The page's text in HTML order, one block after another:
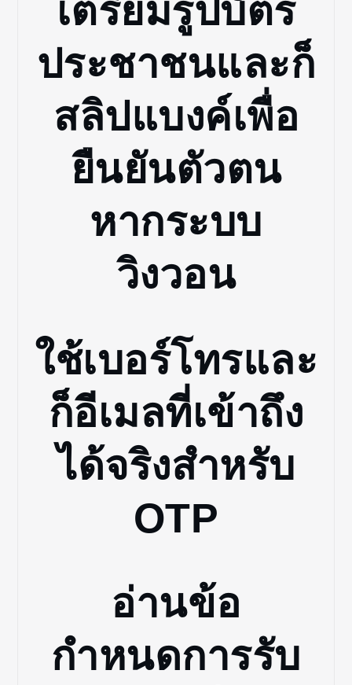
เตรียมรูปบัตร
ประชาชนและก็
สลิปแบงค์เพื่อ
ยืนยันตัวตน
หากระบบ
วิงวอน
ใช้เบอร์โทรและ
ก็อีเมลที่เข้าถึง
ได้จริงสำหรับ
OTP
อ่านข้อ
กำหนดการรับ